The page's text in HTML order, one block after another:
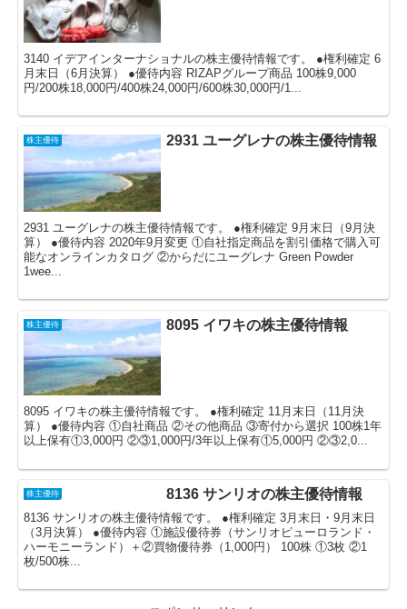
3140 イデアインターナショナルの株主優待情報です。 ●権利確定 6
月末日（6月決算） ●優待内容 RIZAPグループ商品 100株9,000
円/200株18,000円/400株24,000円/600株30,000円/1...
株主優待 2931 ユーグレナの株主優待情報
2931 ユーグレナの株主優待情報です。 ●権利確定 9月末日（9月決
算） ●優待内容 2020年9月変更 ①自社指定商品を割引価格で購入可
能なオンラインカタログ ②からだにユーグレナ Green Powder
1wee...
株主優待 8095 イワキの株主優待情報
8095 イワキの株主優待情報です。 ●権利確定 11月末日（11月決
算） ●優待内容 ①自社商品 ②その他商品 ③寄付から選択 100株1年
以上保有①3,000円 ②③1,000円/3年以上保有①5,000円 ②③2,0...
株主優待 8136 サンリオの株主優待情報
8136 サンリオの株主優待情報です。 ●権利確定 3月末日・9月末日
（3月決算） ●優待内容 ①施設優待券（サンリオピューロランド・
ハーモニーランド）＋②買物優待券（1,000円） 100株 ①3枚 ②1
枚/500株...